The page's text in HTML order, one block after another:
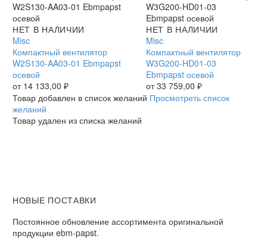
Компактный
вентилятор
W2S130-
AA03-
01
Ebmpapst
осевой
НЕТ В НАЛИЧИИ
Misc
Компактный вентилятор
W2S130-AA03-01 Ebmpapst
осевой
от 14 133,00 ₽
Компактный
вентилятор
W3G200-
HD01-
03
Ebmpapst
осевой
НЕТ В НАЛИЧИИ
Misc
Компактный вентилятор
W3G200-HD01-03
Ebmpapst осевой
от33 759,00 ₽
Товар добавлен в список желаний Просмотреть список
желаний
Товар удален из списка желаний
НОВЫЕ ПОСТАВКИ
Постоянное обновление ассортимента оригинальной
продукции ebm-papst.